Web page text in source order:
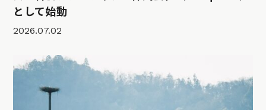
として始動
2026.07.02